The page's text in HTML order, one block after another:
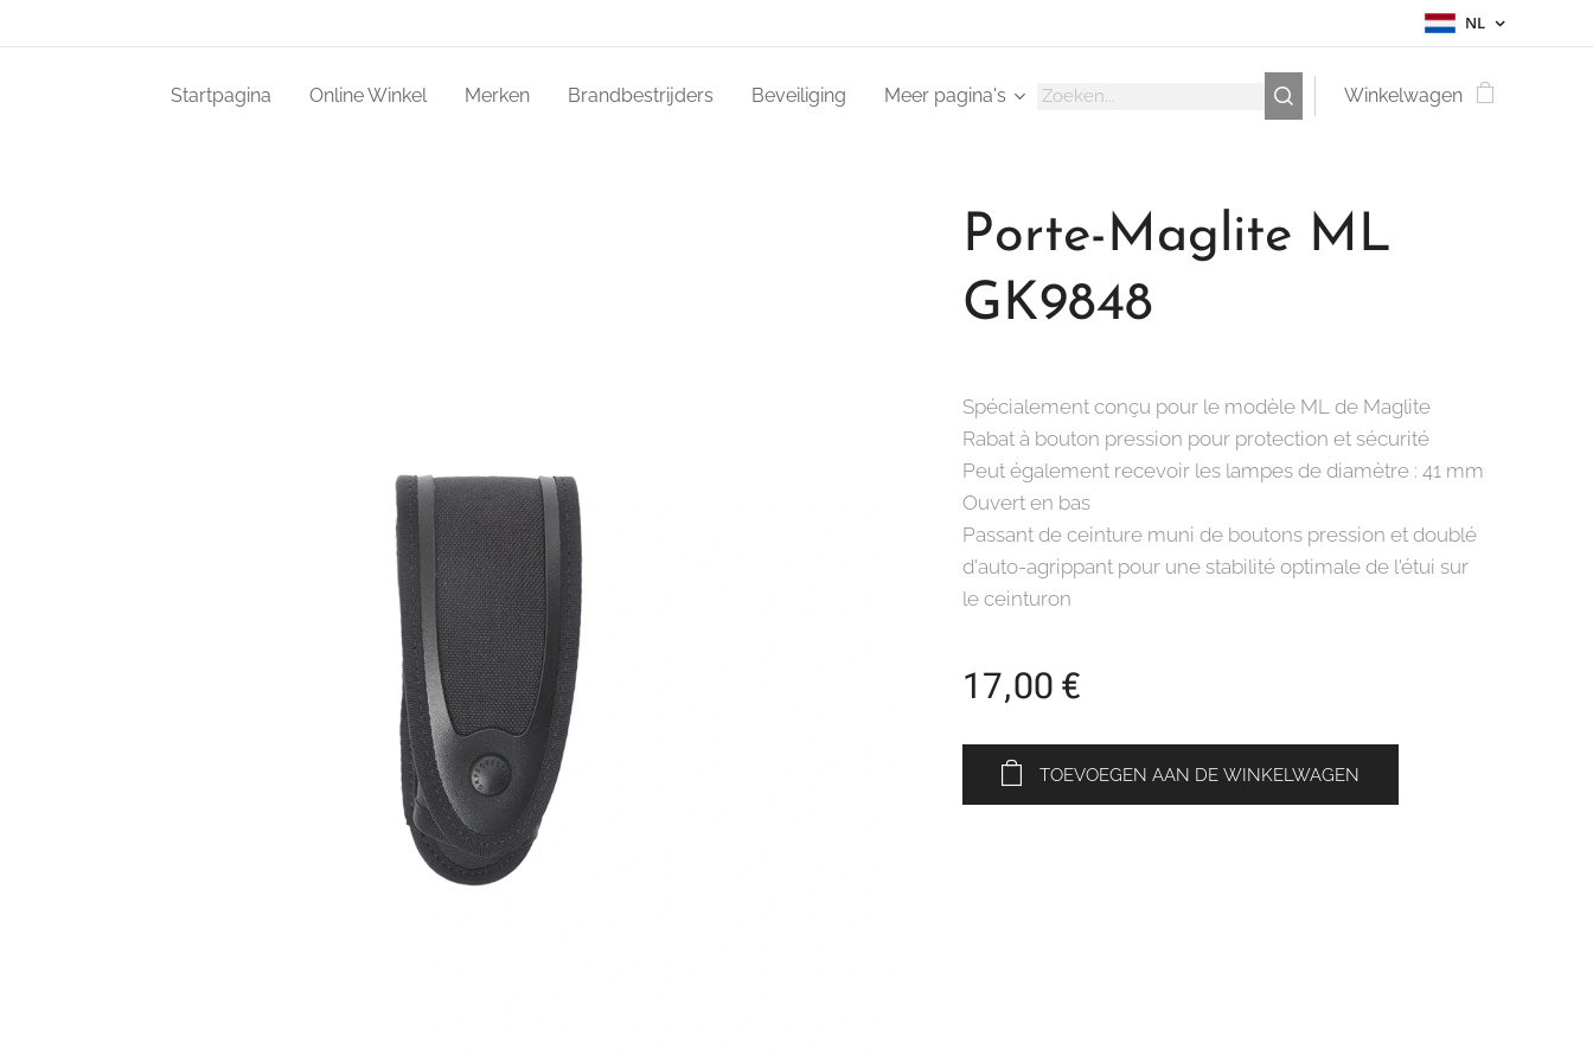
NL
Startpagina Online Winkel Merken Brandbestrijders Beveiliging Meer pagina's Winkelwagen
Porte-Maglite ML
GK9848
Spécialement conçu pour le modèle ML de Maglite
Rabat à bouton pression pour protection et sécurité
Peut également recevoir les lampes de diamètre : 41 mm
Ouvert en bas
Passant de ceinture muni de boutons pression et doublé
d'auto-agrippant pour une stabilité optimale de l'étui sur
le ceinturon
17,00 €
TOEVOEGEN AAN DE WINKELWAGEN